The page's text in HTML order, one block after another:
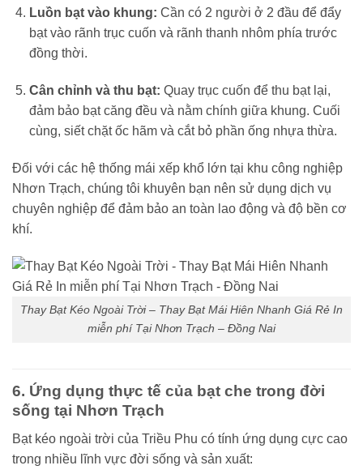
Luồn bạt vào khung: Cần có 2 người ở 2 đầu để đẩy
bạt vào rãnh trục cuốn và rãnh thanh nhôm phía trước
đồng thời.
Cân chỉnh và thu bạt: Quay trục cuốn để thu bạt lại,
đảm bảo bạt căng đều và nằm chính giữa khung. Cuối
cùng, siết chặt ốc hãm và cắt bỏ phần ống nhựa thừa.
Đối với các hệ thống mái xếp khổ lớn tại khu công nghiệp
Nhơn Trạch, chúng tôi khuyên bạn nên sử dụng dịch vụ
chuyên nghiệp để đảm bảo an toàn lao động và độ bền cơ
khí.
Thay Bạt Kéo Ngoài Trời – Thay Bạt Mái Hiên Nhanh Giá Rẻ In
miễn phí Tại Nhơn Trạch – Đồng Nai
6. Ứng dụng thực tế của bạt che trong đời
sống tại Nhơn Trạch
Bạt kéo ngoài trời của Triều Phu có tính ứng dụng cực cao
trong nhiều lĩnh vực đời sống và sản xuất: